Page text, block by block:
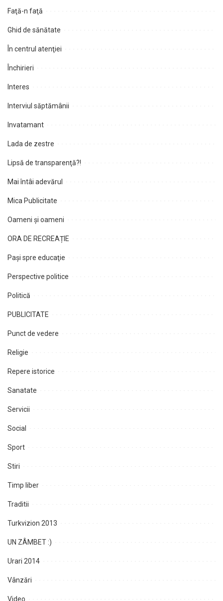
Faţă-n faţă
Ghid de sănătate
În centrul atenţiei
Închirieri
Interes
Interviul săptămânii
Invatamant
Lada de zestre
Lipsă de transparenţă?!
Mai întâi adevărul
Mica Publicitate
Oameni şi oameni
ORA DE RECREAȚIE
Paşi spre educaţie
Perspective politice
Politică
PUBLICITATE
Punct de vedere
Religie
Repere istorice
Sanatate
Servicii
Social
Sport
Stiri
Timp liber
Traditii
Turkvizion 2013
UN ZÂMBET :)
Urari 2014
Vânzări
Video